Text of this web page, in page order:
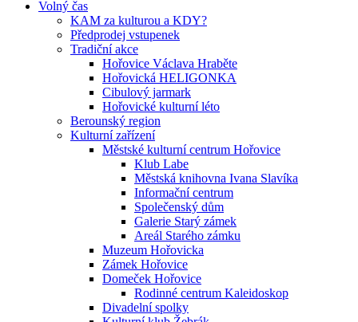
Volný čas
KAM za kulturou a KDY?
Předprodej vstupenek
Tradiční akce
Hořovice Václava Hraběte
Hořovická HELIGONKA
Cibulový jarmark
Hořovické kulturní léto
Berounský region
Kulturní zařízení
Městské kulturní centrum Hořovice
Klub Labe
Městská knihovna Ivana Slavíka
Informační centrum
Společenský dům
Galerie Starý zámek
Areál Starého zámku
Muzeum Hořovicka
Zámek Hořovice
Domeček Hořovice
Rodinné centrum Kaleidoskop
Divadelní spolky